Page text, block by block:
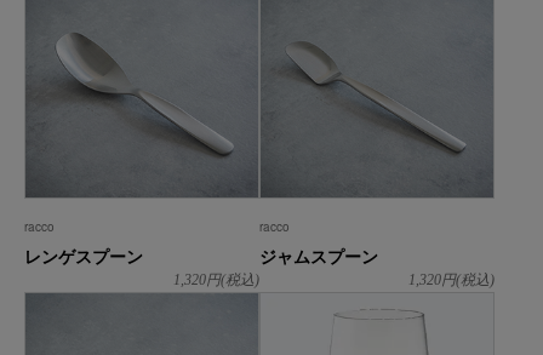
racco
レンゲスプーン
1,320円(税込)
racco
ジャムスプーン
1,320円(税込)